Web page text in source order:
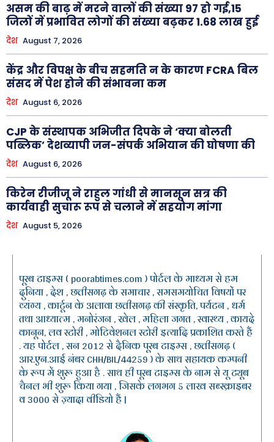
असम की बाढ़ में मरने वालों की संख्या 97 हो गई,15
जिलों में प्रभावित लोगों की संख्या बढ़कर 1.68 लाख हुई
देश August 7, 2026
केंद्र और विपक्ष के बीच सहमति न के कारण FCRA बिल
संसद में पेश होने की संभावना कम
देश August 6, 2026
CJP के संस्थापक अभिजीत दिपके ने ‘क्या बोलती
पब्लिक’ देशव्यापी जन-संपर्क अभियान की घोषणा की
देश August 6, 2026
किरेन रीजीजू ने राहुल गांधी से मानसून सत्र की
कार्यवाही सुचारू रूप से चलाने में सहयोग मांगा
देश August 5, 2026
पूरब टाइम्स ( poorabtimes.com ) पोर्टल के माध्यम से हम
दुनिया , देश , छत्तीसगढ़ के समाचार , समसमयोचित विषयों पर
व्यंग्य , कार्टून के अलावा छत्तीसगढ़ की संस्कृति, पर्यटन , धर्म
तथा आध्यात्म , मनोरंजन , खेल , महिला जगत , स्वास्थ्य , कायदे
कानून, लव स्टोरी , मोटिवेशनल स्टोरी इत्यादि प्रकाशित करते हैं
. यह पोर्टल , सन 2012 से दैनिक पूरब टाइम्स , छत्तीसगढ़ (
आर.एन.आई नंबर CHH/BIL/44259 ) के साथ सहायक कम्पनी
के रूप में शुरू हुआ है . साथ ही पूरब टाइम्स के नाम से यू ट्यूब
चैनल भी शुरू किया गया , जिसके लगभग 5 लाख सब्स्क्राइबर
व 3000 से ज़्यादा वीडियो हैं |